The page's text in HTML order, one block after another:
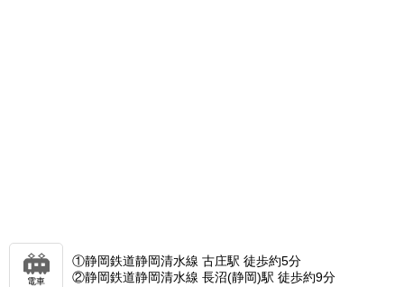
電車
①静岡鉄道静岡清水線 古庄駅 徒歩約5分
②静岡鉄道静岡清水線 長沼(静岡)駅 徒歩約9分